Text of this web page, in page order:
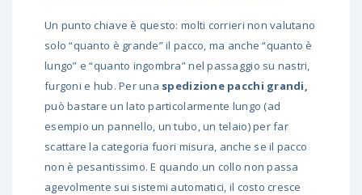
Un punto chiave è questo: molti corrieri non valutano
solo “quanto è grande” il pacco, ma anche “quanto è
lungo” e “quanto ingombra” nel passaggio su nastri,
furgoni e hub. Per una spedizione pacchi grandi,
può bastare un lato particolarmente lungo (ad
esempio un pannello, un tubo, un telaio) per far
scattare la categoria fuori misura, anche se il pacco
non è pesantissimo. E quando un collo non passa
agevolmente sui sistemi automatici, il costo cresce